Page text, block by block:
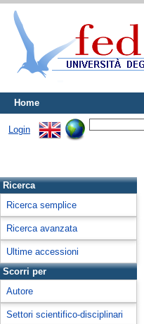
Home
Login
Ricerca
Ricerca semplice
Ricerca avanzata
Ultime accessioni
Scorri per
Autore
Settori scientifico-disciplinari